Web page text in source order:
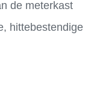
de meterkast
hittebestendige